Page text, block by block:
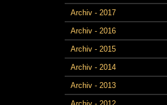
Archiv - 2017
Archiv - 2016
Archiv - 2015
Archiv - 2014
Archiv - 2013